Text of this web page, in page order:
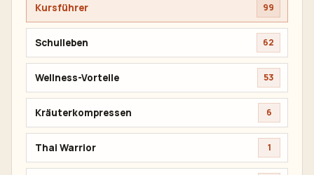
Kursführer 99
Schulleben 62
Wellness-Vorteile 53
Kräuterkompressen 6
Thai Warrior 1